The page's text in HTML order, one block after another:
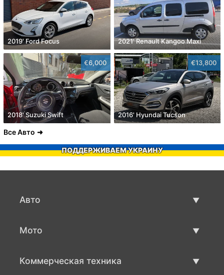
2019' Ford Focus 2021' Renault Kangoo Maxi
€6,000
2018' Suzuki Swift
€13,800
2016' Hyundai Tucson
Все Авто
ПОДДЕРЖИВАЕМ УКРАИНУ
Авто
Мото
Коммерческая техника